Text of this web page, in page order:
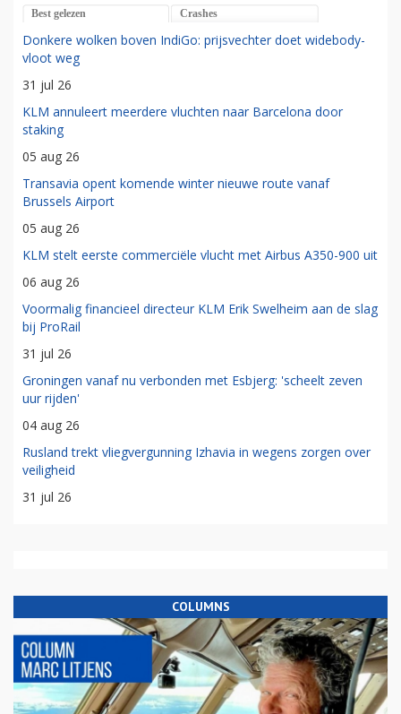
Best gelezen Crashes
Donkere wolken boven IndiGo: prijsvechter doet widebody-
vloot weg
31 jul 26
KLM annuleert meerdere vluchten naar Barcelona door
staking
05 aug 26
Transavia opent komende winter nieuwe route vanaf
Brussels Airport
05 aug 26
KLM stelt eerste commerciële vlucht met Airbus A350-900 uit
06 aug 26
Voormalig financieel directeur KLM Erik Swelheim aan de slag
bij ProRail
31 jul 26
Groningen vanaf nu verbonden met Esbjerg: 'scheelt zeven
uur rijden'
04 aug 26
Rusland trekt vliegvergunning Izhavia in wegens zorgen over
veiligheid
31 jul 26
COLUMNS